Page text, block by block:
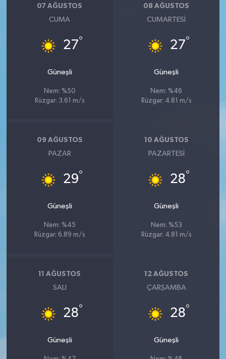
07 AĞUSTOS
CUMA
27°
Güneşli
Nem: %50
Rüzgar: 3.61 m/s
08 AĞUSTOS
CUMARTESI
27°
Güneşli
Nem: %46
Rüzgar: 4.81 m/s
09 AĞUSTOS
PAZAR
29°
Güneşli
Nem: %45
Rüzgar: 6.89 m/s
10 AĞUSTOS
PAZARTESI
28°
Güneşli
Nem: %53
Rüzgar: 4.81 m/s
11 AĞUSTOS
SALI
28°
Güneşli
12 AĞUSTOS
ÇARŞAMBA
28°
Güneşli